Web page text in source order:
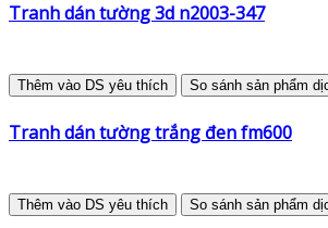
Tranh dán tường 3d n2003-347
Thêm vào DS yêu thích So sánh sản phẩm
Tranh dán tường trắng đen fm600
Thêm vào DS yêu thích So sánh sản phẩm